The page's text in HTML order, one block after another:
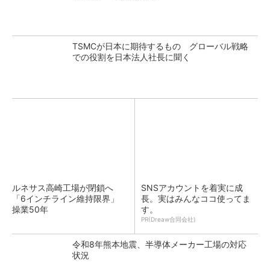
TSMCが日本に期待するもの グローバル戦略
での役割を日本法人社長に聞く
ルネサス高崎工場が閉鎖へ
「6インチライン維持限界」
操業50年
SNSアカウントを着実に成
長。実はみんなココ使ってま
す。
PR(Dreaw合同会社)
令和8年熊本地震、半導体メーカー工場の対応
状況